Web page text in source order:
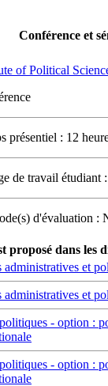
Conférence et
of Political
présentiel : 12
de travail étudiant
d'évaluation :
proposé dans les
administratives et
administratives et
- option :
- option :